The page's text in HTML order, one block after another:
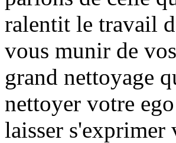
ralentit le travail
vous munir de
grand nettoyage
nettoyer votre
laisser s'exprimer